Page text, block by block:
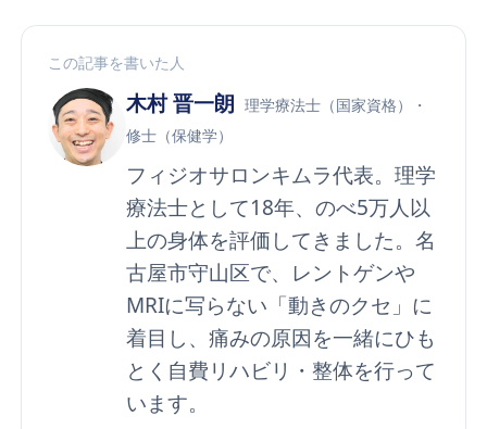
この記事を書いた人
木村 晋一朗 理学療法士（国家資格）・
修士（保健学）
フィジオサロンキムラ代表。理学
療法士として18年、のべ5万人以
上の身体を評価してきました。名
古屋市守山区で、レントゲンや
MRIに写らない「動きのクセ」に
着目し、痛みの原因を一緒にひも
とく自費リハビリ・整体を行って
います。